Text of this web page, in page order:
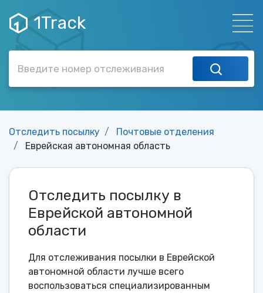
1Track
Отследить посылку
Почтовые отделения
Еврейская автономная область
Отследить посылку в
Еврейской автономной
области
Для отслеживания посылки в Еврейской
автономной области лучше всего
воспользоваться специализированным